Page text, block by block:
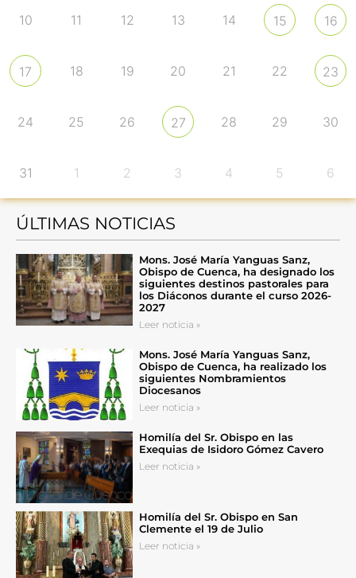
10 11 12 13 14 15 16
17 18 19 20 21 22 23
24 25 26 27 28 29 30
31 1 2 3 4 5 6
ÚLTIMAS NOTICIAS
Mons. José María Yanguas Sanz,
Obispo de Cuenca, ha designado los
siguientes destinos pastorales para
los Diáconos durante el curso 2026-
2027
Leer noticia »
Mons. José María Yanguas Sanz,
Obispo de Cuenca, ha realizado los
siguientes Nombramientos
Diocesanos
Leer noticia »
Homilía del Sr. Obispo en las
Exequias de Isidoro Gómez Cavero
Leer noticia »
Homilía del Sr. Obispo en San
Clemente el 19 de Julio
Leer noticia »